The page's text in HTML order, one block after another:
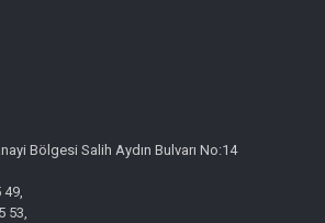
Bölgesi Salih Aydın Bulvarı No:14
53,